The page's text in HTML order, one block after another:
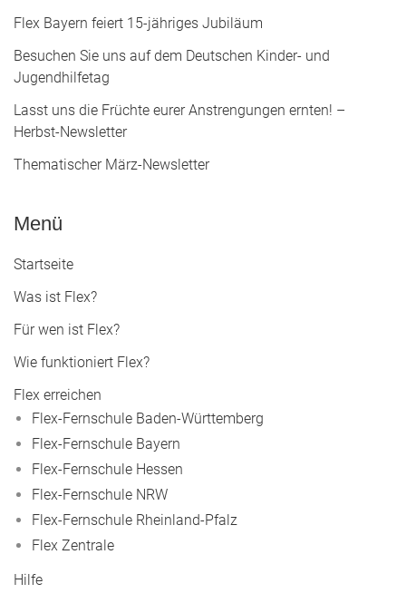
Flex Bayern feiert 15-jähriges Jubiläum
Besuchen Sie uns auf dem Deutschen Kinder- und
Jugendhilfetag
Lasst uns die Früchte eurer Anstrengungen ernten! –
Herbst-Newsletter
Thematischer März-Newsletter
Menü
Startseite
Was ist Flex?
Für wen ist Flex?
Wie funktioniert Flex?
Flex erreichen
Flex-Fernschule Baden-Württemberg
Flex-Fernschule Bayern
Flex-Fernschule Hessen
Flex-Fernschule NRW
Flex-Fernschule Rheinland-Pfalz
Flex Zentrale
Hilfe